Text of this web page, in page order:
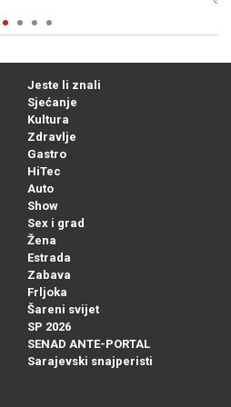
Jeste li znali
Sjećanje
Kultura
Zdravlje
Gastro
HiTec
Auto
Show
Sex i grad
Žena
Estrada
Zabava
Frljoka
Šareni svijet
SP 2026
SENAD ANTE-PORTAL
Sarajevski snajperisti